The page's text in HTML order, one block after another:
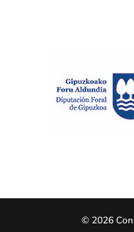
© 2026